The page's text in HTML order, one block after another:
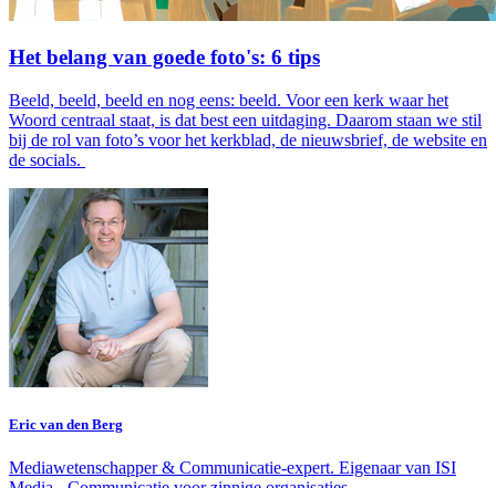
Het belang van goede foto's: 6 tips
Beeld, beeld, beeld en nog eens: beeld. Voor een kerk waar het
Woord centraal staat, is dat best een uitdaging. Daarom staan we stil
bij de rol van foto’s voor het kerkblad, de nieuwsbrief, de website en
de socials.
Eric van den Berg
Mediawetenschapper & Communicatie-expert. Eigenaar van ISI